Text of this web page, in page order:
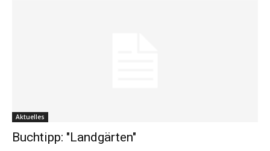
Aktuelles
Buchtipp: "Landgärten"